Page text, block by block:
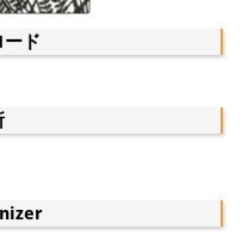
ズ
金曜日 午前10
ード